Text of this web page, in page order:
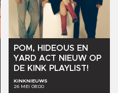
POM, HIDEOUS EN
YARD ACT NIEUW OP
DE KINK PLAYLIST!
KINKNIEUWS
26 MEI 08:00